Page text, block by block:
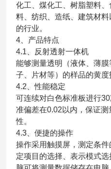
化工、煤化工、树脂塑料
料、纺织、造纸、建筑材
的行业。
4、产品特点
4.1、反射透射一体机
能够测量透明（液体、薄
子、片材等）的样品的黄度
4.2、性能稳定
可连续对白色标准板进行
准偏差在0.02以内，保证
性。
4.3、便捷的操作
操作采用触摸屏，测定条
定项目的选择、表示模式